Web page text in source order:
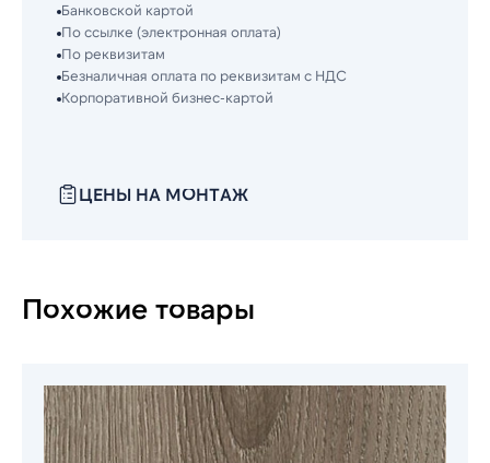
Банковской картой
По ссылке (электронная оплата)
По реквизитам
Безналичная оплата по реквизитам с НДС
Корпоративной бизнес-картой
ЦЕНЫ НА МОНТАЖ
Похожие товары